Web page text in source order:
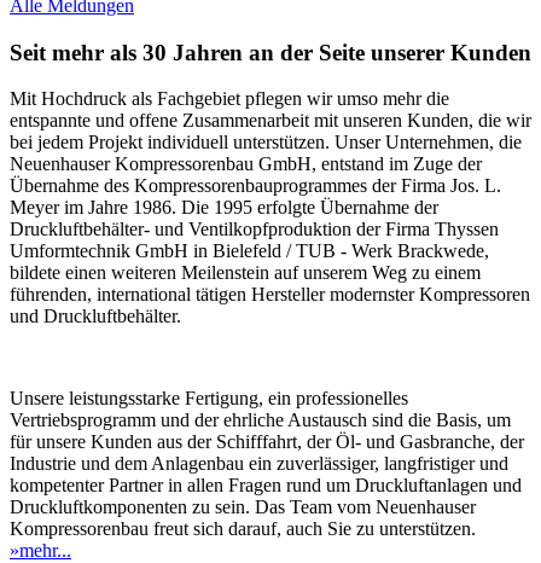
Alle Meldungen
Seit mehr als 30 Jahren an der Seite unserer Kunden
Mit Hochdruck als Fachgebiet pflegen wir umso mehr die
entspannte und offene Zusammenarbeit mit unseren Kunden, die wir
bei jedem Projekt individuell unterstützen. Unser Unternehmen, die
Neuenhauser Kompressorenbau GmbH, entstand im Zuge der
Übernahme des Kompressorenbauprogrammes der Firma Jos. L.
Meyer im Jahre 1986. Die 1995 erfolgte Übernahme der
Druckluftbehälter- und Ventilkopfproduktion der Firma Thyssen
Umformtechnik GmbH in Bielefeld / TUB - Werk Brackwede,
bildete einen weiteren Meilenstein auf unserem Weg zu einem
führenden, international tätigen Hersteller modernster Kompressoren
und Druckluftbehälter.
Unsere leistungsstarke Fertigung, ein professionelles
Vertriebsprogramm und der ehrliche Austausch sind die Basis, um
für unsere Kunden aus der Schifffahrt, der Öl- und Gasbranche, der
Industrie und dem Anlagenbau ein zuverlässiger, langfristiger und
kompetenter Partner in allen Fragen rund um Druckluftanlagen und
Druckluftkomponenten zu sein. Das Team vom Neuenhauser
Kompressorenbau freut sich darauf, auch Sie zu unterstützen.
»mehr...